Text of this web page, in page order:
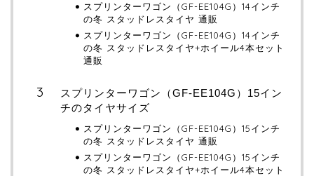
スプリンターワゴン（GF-EE104G）14インチ
の冬 スタッドレスタイヤ 通販
スプリンターワゴン（GF-EE104G）14インチ
の冬 スタッドレスタイヤ+ホイール4本セット
通販
スプリンターワゴン（GF-EE104G）15イン
チのタイヤサイズ
スプリンターワゴン（GF-EE104G）15インチ
の冬 スタッドレスタイヤ 通販
スプリンターワゴン（GF-EE104G）15インチ
の冬 スタッドレスタイヤ+ホイール4本セット